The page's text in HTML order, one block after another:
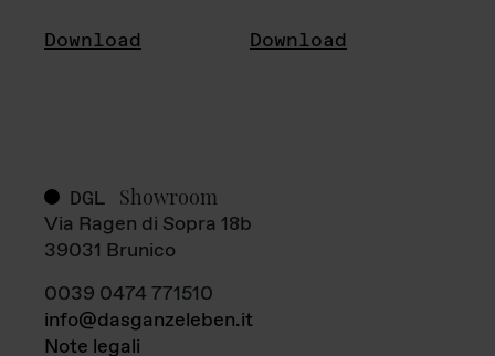
Download Download
DGL Showroom
Via Ragen di Sopra 18b
39031 Brunico
0039 0474 771510
info@dasganzeleben.it
Note legali